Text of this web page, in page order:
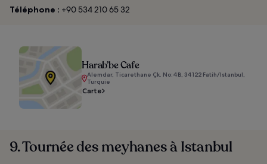
Téléphone : +90 534 210 65 32
Harab’be Cafe
Alemdar, Ticarethane Çk. No:4B, 34122 Fatih/Istanbul,
Turquie
Carte
9. Tournée des meyhanes à Istanbul